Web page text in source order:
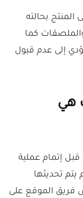
بحالته
كما
إلى عدم قبول
هي
إتمام عملية
تحديثها
فريق الموقع على